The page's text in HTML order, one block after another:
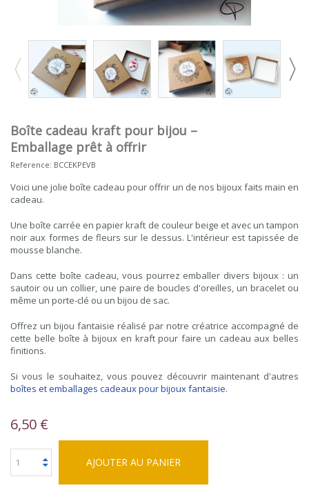
Boîte cadeau kraft pour bijou –
Emballage prêt à offrir
Reference: BCCEKPEVB
Voici une jolie boîte cadeau pour offrir un de nos bijoux faits main en
cadeau.
Une boîte carrée en papier kraft de couleur beige et avec un tampon
noir aux formes de fleurs sur le dessus. L'intérieur est tapissée de
mousse blanche.
Dans cette boîte cadeau, vous pourrez emballer divers bijoux : un
sautoir ou un collier, une paire de boucles d'oreilles, un bracelet ou
même un porte-clé ou un bijou de sac.
Offrez un bijou fantaisie réalisé par notre créatrice accompagné de
cette belle boîte à bijoux en kraft pour faire un cadeau aux belles
finitions.
Si vous le souhaitez, vous pouvez découvrir maintenant d'autres
boîtes et emballages cadeaux pour bijoux fantaisie.
6,50 €
AJOUTER AU PANIER